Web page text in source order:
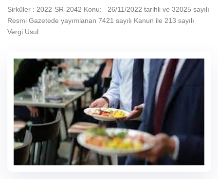
Sirküler : 2022-SR-2042 Konu: 26/11/2022 tarihli ve 32025 sayılı
Resmi Gazetede yayımlanan 7421 sayılı Kanun ile 213 sayılı
Vergi Usul